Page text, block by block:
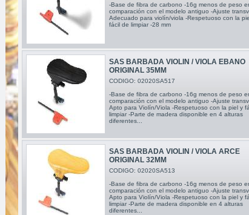
-Base de fibra de carbono -16g menos de peso
comparación con el modelo antiguo -Ajuste
Adecuado para violín/viola -Respetuoso con la
fácil de limpiar -28 mm
SAS BARBADA VIOLIN / VIOLA EBANO
ORIGINAL 35MM
CODIGO: 02020SA517
-Base de fibra de carbono -16g menos de peso
comparación con el modelo antiguo -Ajuste
Apto para Violín/Viola -Respetuoso con la piel y
limpiar -Parte de madera disponible en 4 alturas
diferentes...
SAS BARBADA VIOLIN / VIOLA ARCE
ORIGINAL 32MM
CODIGO: 02020SA513
-Base de fibra de carbono -16g menos de peso
comparación con el modelo antiguo -Ajuste
Apto para Violín/Viola -Respetuoso con la piel y
limpiar -Parte de madera disponible en 4 alturas
diferentes...